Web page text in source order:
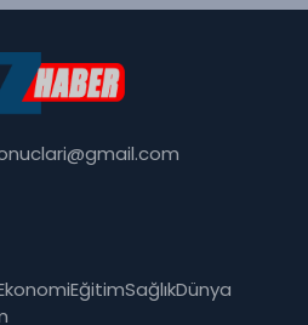
EğitimSağlıkDünya